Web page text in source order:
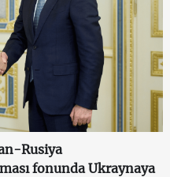
Rusiya
fonunda Ukraynaya